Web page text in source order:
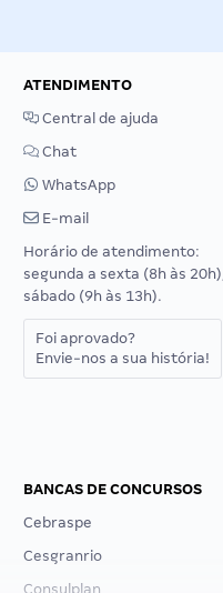
ATENDIMENTO
Central de ajuda
Chat
WhatsApp
E-mail
Horário de atendimento:
segunda a sexta (8h às
sábado (9h às 13h).
Foi aprovado?
Envie-nos a sua história!
BANCAS DE CONCURSOS
Cebraspe
Cesgranrio
Consulplan